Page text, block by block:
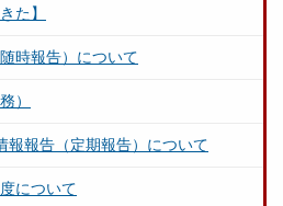
た】
時報告）について
）
報報告（定期報告）について
について